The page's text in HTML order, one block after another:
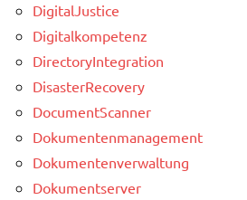
DigitalJustice
Digitalkompetenz
DirectoryIntegration
DisasterRecovery
DocumentScanner
Dokumentenmanagement
Dokumentenverwaltung
Dokumentserver